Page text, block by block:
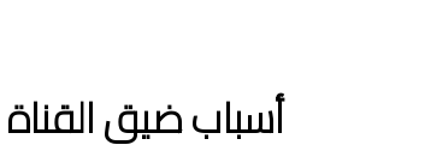
أسباب ضيق